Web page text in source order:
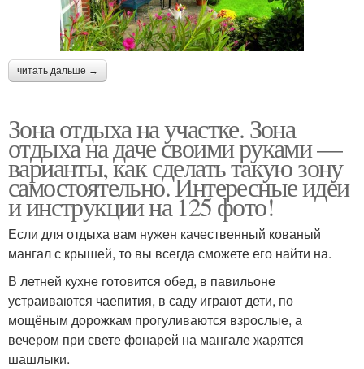
читать дальше →
Зона отдыха на участке. Зона
отдыха на даче своими руками —
варианты, как сделать такую зону
самостоятельно. Интересные идеи
и инструкции на 125 фото!
Если для отдыха вам нужен качественный кованый
мангал с крышей, то вы всегда сможете его найти на.
В летней кухне готовится обед, в павильоне
устраиваются чаепития, в саду играют дети, по
мощёным дорожкам прогуливаются взрослые, а
вечером при свете фонарей на мангале жарятся
шашлыки.